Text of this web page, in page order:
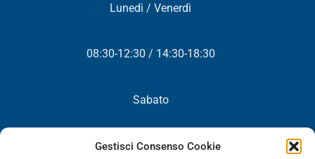
Gestisci Consenso Cookie
Lunedì / Venerdì
08:30-12:30 / 14:30-18:30
Sabato
Chiuso